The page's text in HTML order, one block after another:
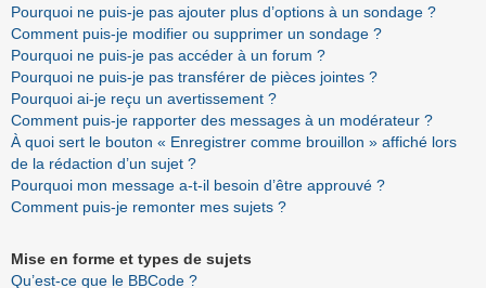
Pourquoi ne puis-je pas ajouter plus d’options à un sondage ?
Comment puis-je modifier ou supprimer un sondage ?
Pourquoi ne puis-je pas accéder à un forum ?
Pourquoi ne puis-je pas transférer de pièces jointes ?
Pourquoi ai-je reçu un avertissement ?
Comment puis-je rapporter des messages à un modérateur ?
À quoi sert le bouton « Enregistrer comme brouillon » affiché lors
de la rédaction d’un sujet ?
Pourquoi mon message a-t-il besoin d’être approuvé ?
Comment puis-je remonter mes sujets ?
Mise en forme et types de sujets
Qu’est-ce que le BBCode ?